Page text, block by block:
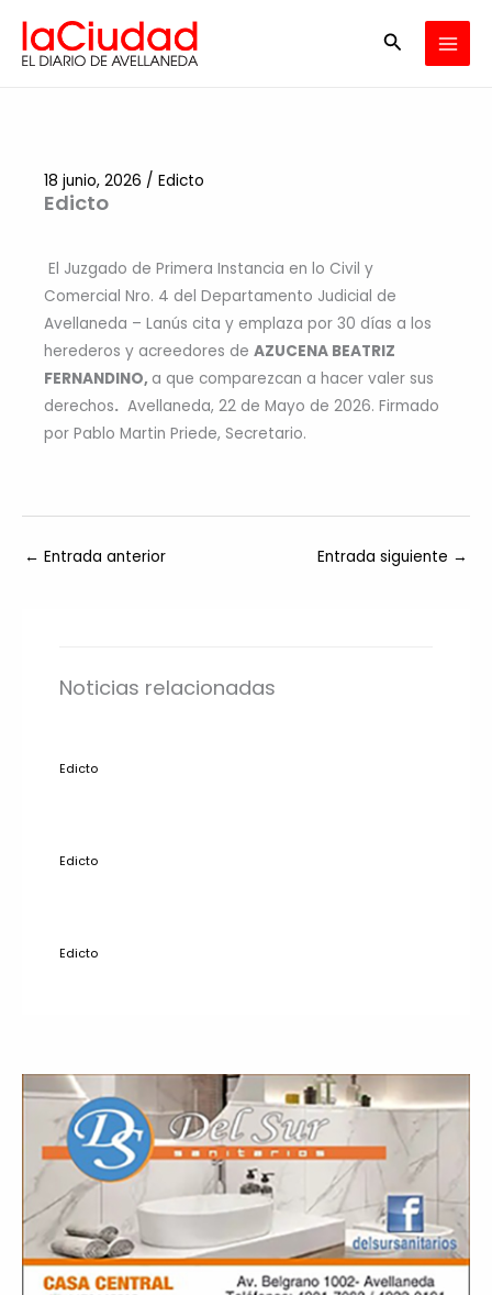
contenido
Buscar
Edicto
18 junio, 2026 / Edicto
El Juzgado de Primera Instancia en lo Civil y
Comercial Nro. 4 del Departamento Judicial de
Avellaneda – Lanús cita y emplaza por 30 días a los
herederos y acreedores de AZUCENA BEATRIZ
FERNANDINO, a que comparezcan a hacer valer sus
derechos. Avellaneda, 22 de Mayo de 2026. Firmado
por Pablo Martin Priede, Secretario.
← Entrada anterior Entrada siguiente →
Noticias relacionadas
Edicto
Edicto
Edicto